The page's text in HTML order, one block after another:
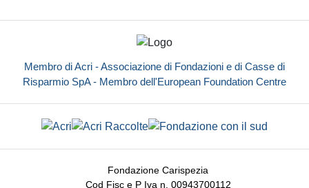
Membro di Acri - Associazione di Fondazioni e di Casse di
Risparmio SpA - Membro dell'European Foundation Centre
Fondazione Carispezia
Cod Fisc e P Iva n. 00943700112